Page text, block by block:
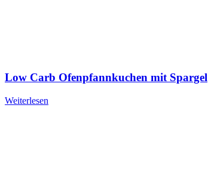
Low Carb Ofenpfannkuchen mit Spargel
Weiterlesen